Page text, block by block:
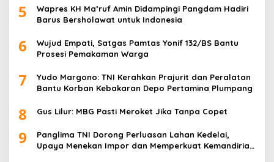
5
Wapres KH Ma’ruf Amin Didampingi Pangdam Hadiri
Barus Bersholawat untuk Indonesia
6
Wujud Empati, Satgas Pamtas Yonif 132/BS Bantu
Prosesi Pemakaman Warga
7
Yudo Margono: TNI Kerahkan Prajurit dan Peralatan
Bantu Korban Kebakaran Depo Pertamina Plumpang
8 Gus Lilur: MBG Pasti Meroket Jika Tanpa Copet
9
Panglima TNI Dorong Perluasan Lahan Kedelai,
Upaya Menekan Impor dan Memperkuat Kemandirian